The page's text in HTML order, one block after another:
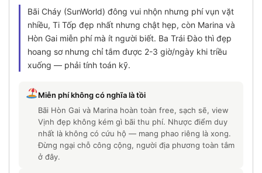
Bãi Cháy (SunWorld) đông vui nhộn nhưng phí vụn vặt
nhiều, Ti Tốp đẹp nhất nhưng chật hẹp, còn Marina và
Hòn Gai miễn phí mà ít người biết. Ba Trái Đào thì đẹp
hoang sơ nhưng chỉ tắm được 2-3 giờ/ngày khi triều
xuống — phải tính toán kỹ.
Miễn phí không có nghĩa là tồi
Bãi Hòn Gai và Marina hoàn toàn free, sạch sẽ, view
Vịnh đẹp không kém gì bãi thu phí. Nhược điểm duy
nhất là không có cứu hộ — mang phao riêng là xong.
Đừng ngại chỗ công cộng, người địa phương toàn tắm
ở đây.